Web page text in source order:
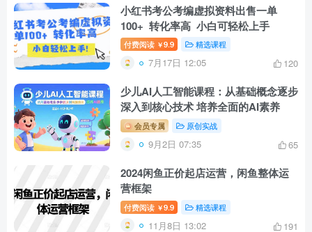
小红书考公考编虚拟资料出售一单
100+ 转化率高 小白可轻松上手
付费阅读 ￥9.9 精选课程
7月17日 12:05 120
少儿AI人工智能课程：从基础概念逐步
深入到核心技术 培养全面的AI素养
会员专属 原创实战
9月2日 07:35 65
2024闲鱼正价起店运营，闲鱼整体运
营框架
付费阅读 ￥9.9 精选课程
11月8日 13:02 191